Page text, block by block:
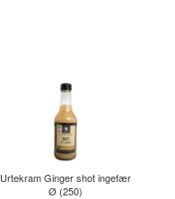
Urtekram Ginger shot ingefær
Ø (250)